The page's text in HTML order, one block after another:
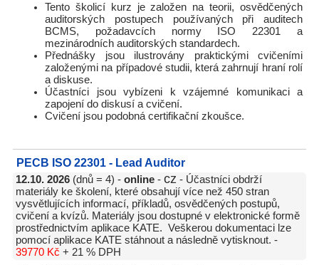
Tento školicí kurz je založen na teorii, osvědčených
auditorských postupech používaných při auditech
BCMS, požadavcích normy ISO 22301 a
mezinárodních auditorských standardech.
Přednášky jsou ilustrovány praktickými cvičeními
založenými na případové studii, která zahrnují hraní rolí
a diskuse.
Účastníci jsou vybízeni k vzájemné komunikaci a
zapojení do diskusí a cvičení.
Cvičení jsou podobná certifikační zkoušce.
PECB ISO 22301 - Lead Auditor
12.10. 2026 (dnů = 4) - online - cz - Účastníci obdrží
materiály ke školení, které obsahují více než 450 stran
vysvětlujících informací, příkladů, osvědčených postupů,
cvičení a kvízů. Materiály jsou dostupné v elektronické formě
prostřednictvím aplikace KATE. Veškerou dokumentaci lze
pomocí aplikace KATE stáhnout a následně vytisknout. -
39770 Kč + 21 % DPH